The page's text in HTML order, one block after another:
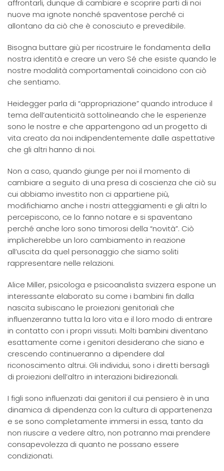
affrontarli, dunque di cambiare e scoprire parti di noi
nuove ma ignote nonché spaventose perché ci
allontano da ciò che è conosciuto e prevedibile.
Bisogna buttare giù per ricostruire le fondamenta della
nostra identità e creare un vero Sé che esiste quando le
nostre modalità comportamentali coincidono con ciò
che sentiamo.
Heidegger parla di “appropriazione” quando introduce il
tema dell’autenticità sottolineando che le esperienze
sono le nostre e che appartengono ad un progetto di
vita creato da noi indipendentemente dalle aspettative
che gli altri hanno di noi.
Non a caso, quando giunge per noi il momento di
cambiare a seguito di una presa di coscienza che ciò su
cui abbiamo investito non ci appartiene più,
modifichiamo anche i nostri atteggiamenti e gli altri lo
percepiscono, ce lo fanno notare e si spaventano
perché anche loro sono timorosi della “novità”. Ciò
implicherebbe un loro cambiamento in reazione
all’uscita da quel personaggio che siamo soliti
rappresentare nelle relazioni.
Alice Miller, psicologa e psicoanalista svizzera espone un
interessante elaborato su come i bambini fin dalla
nascita subiscano le proiezioni genitoriali che
influenzeranno tutta la loro vita e il loro modo di entrare
in contatto con i propri vissuti. Molti bambini diventano
esattamente come i genitori desiderano che siano e
crescendo continueranno a dipendere dal
riconoscimento altrui. Gli individui, sono i diretti bersagli
di proiezioni dell’altro in interazioni bidirezionali.
I figli sono influenzati dai genitori il cui pensiero è in una
dinamica di dipendenza con la cultura di appartenenza
e se sono completamente immersi in essa, tanto da
non riuscire a vedere altro, non potranno mai prendere
consapevolezza di quanto ne possano essere
condizionati.